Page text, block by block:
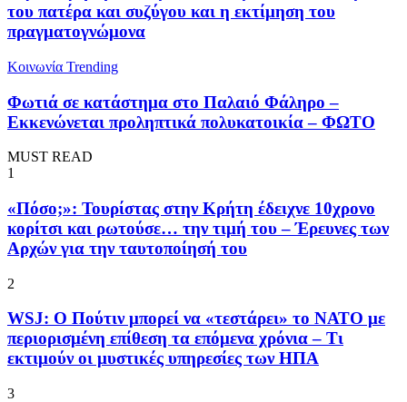
του πατέρα και συζύγου και η εκτίμηση του
πραγματογνώμονα
Κοινωνία Trending
Φωτιά σε κατάστημα στο Παλαιό Φάληρο –
Εκκενώνεται προληπτικά πολυκατοικία – ΦΩΤΟ
MUST READ
1
«Πόσο;»: Τουρίστας στην Κρήτη έδειχνε 10χρονο
κορίτσι και ρωτούσε… την τιμή του – Έρευνες των
Αρχών για την ταυτοποίησή του
2
WSJ: Ο Πούτιν μπορεί να «τεστάρει» το ΝΑΤΟ με
περιορισμένη επίθεση τα επόμενα χρόνια – Τι
εκτιμούν οι μυστικές υπηρεσίες των ΗΠΑ
3